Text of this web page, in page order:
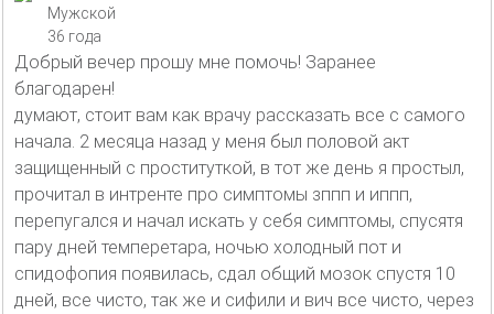
Мужской
36 года
Добрый вечер прошу мне помочь! Заранее
благодарен!
думают, стоит вам как врачу рассказать все с самого
начала. 2 месяца назад у меня был половой акт
защищенный с проституткой, в тот же день я простыл,
прочитал в интренте про симптомы зппп и иппп,
перепугался и начал искать у себя симптомы, спусятя
пару дней темперетара, ночью холодный пот и
спидофопия появилась, сдал общий мозок спустя 10
дней, все чисто, так же и сифили и вич все чисто, через